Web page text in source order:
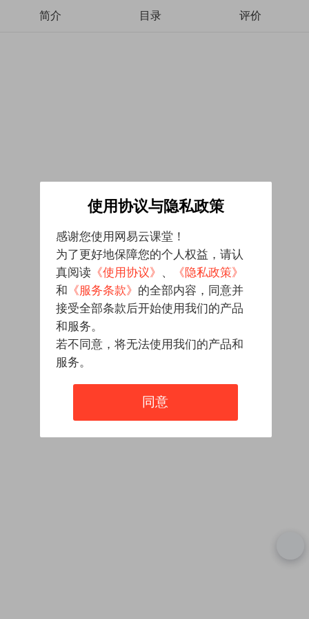
简介 目录 评价
使用协议与隐私政策
感谢您使用网易云课堂！
为了更好地保障您的个人权益，请认
真阅读 《使用协议》 、
《隐私政策》
和 《服务条款》 的全部内容，同意并
接受全部条款后开始使用我们的产品
和服务。
若不同意，将无法使用我们的产品和
服务。
同意